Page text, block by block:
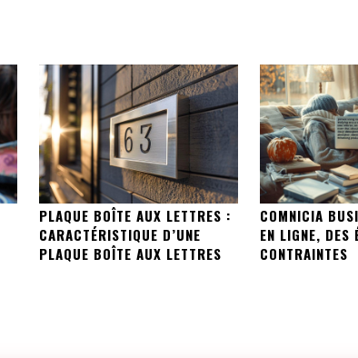
PLAQUE BOÎTE AUX LETTRES :
CARACTÉRISTIQUE D’UNE
PLAQUE BOÎTE AUX LETTRES
COMNICIA
EN LIGNE, DES
CONTRAINTES